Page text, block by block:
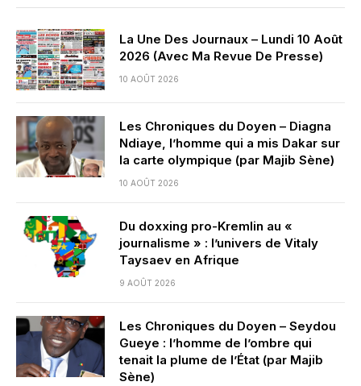
La Une Des Journaux – Lundi 10 Août
2026 (Avec Ma Revue De Presse)
10 AOÛT 2026
Les Chroniques du Doyen – Diagna
Ndiaye, l’homme qui a mis Dakar sur
la carte olympique (par Majib Sène)
10 AOÛT 2026
Du doxxing pro-Kremlin au «
journalisme » : l’univers de Vitaly
Taysaev en Afrique
9 AOÛT 2026
Les Chroniques du Doyen – Seydou
Gueye : l’homme de l’ombre qui
tenait la plume de l’État (par Majib
Sène)